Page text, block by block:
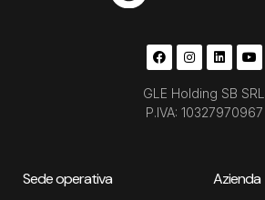
GLE Holding SB SRL
P.IVA: 10327970967
Sede operativa Azienda